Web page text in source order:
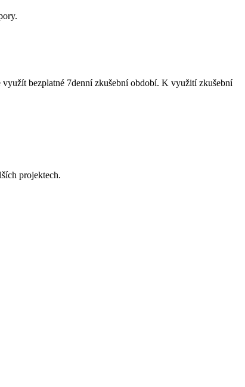
bezplatné 7denní zkušební období. K využití zkušební
projektech.